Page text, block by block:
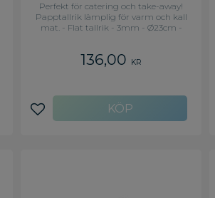
Perfekt för catering och take-away!
Papptallrik lämplig för varm och kall
mat. - Flat tallrik - 3mm - Ø23cm -
136,00 KR
Lägg till i favoriter